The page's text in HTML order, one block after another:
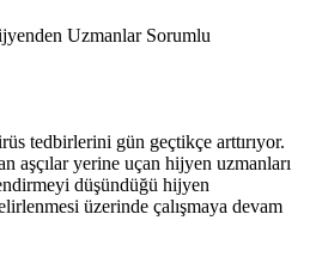
tedbirlerini gün geçtikçe arttırıyor.
aşçılar yerine uçan hijyen uzmanları
düşündüğü hijyen
üzerinde çalışmaya devam